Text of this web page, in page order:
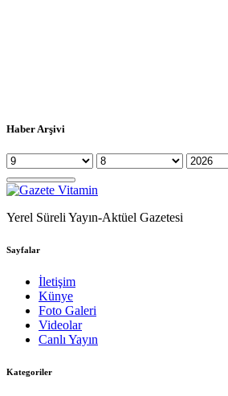
Haber Arşivi
Yerel Süreli Yayın-Aktüel Gazetesi
Sayfalar
İletişim
Künye
Foto Galeri
Videolar
Canlı Yayın
Kategoriler